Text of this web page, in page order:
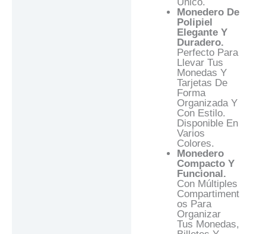
Monedero De
Polipiel
Elegante Y
Duradero.
Perfecto Para
Llevar Tus
Monedas Y
Tarjetas De
Forma
Organizada Y
Con Estilo.
Disponible En
Varios
Colores.
Monedero
Compacto Y
Funcional.
Con Múltiples
Compartiment
Os Para
Organizar
Tus Monedas,